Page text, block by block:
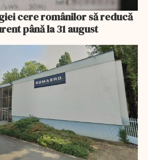
cere românilor să reducă
până la 31 august